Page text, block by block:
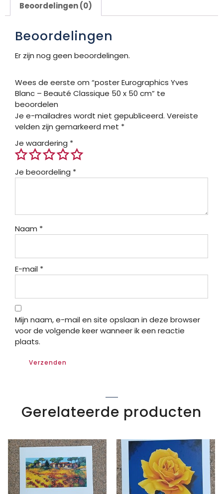
Beoordelingen (0)
Beoordelingen
Er zijn nog geen beoordelingen.
Wees de eerste om “poster Eurographics Yves
Blanc – Beauté Classique 50 x 50 cm” te
beoordelen
Je e-mailadres wordt niet gepubliceerd. Vereiste
velden zijn gemarkeerd met *
Je waardering *
Je beoordeling *
Naam *
E-mail *
Mijn naam, e-mail en site opslaan in deze browser
voor de volgende keer wanneer ik een reactie
plaats.
Gerelateerde producten